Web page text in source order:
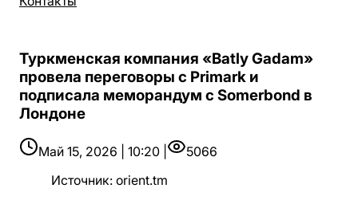
Туркменская компания «Batly Gadam»
провела переговоры с Primark и
подписала меморандум с Somerbond в
Лондоне
Май 15, 2026 | 10:20 |
5066
Источник: orient.tm